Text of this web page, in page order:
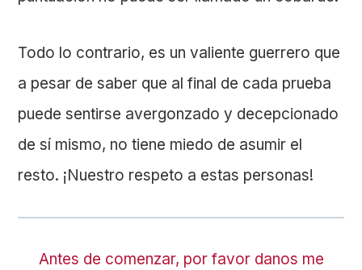
Todo lo contrario, es un valiente guerrero que
a pesar de saber que al final de cada prueba
puede sentirse avergonzado y decepcionado
de sí mismo, no tiene miedo de asumir el
resto. ¡Nuestro respeto a estas personas!
Antes de comenzar, por favor danos me